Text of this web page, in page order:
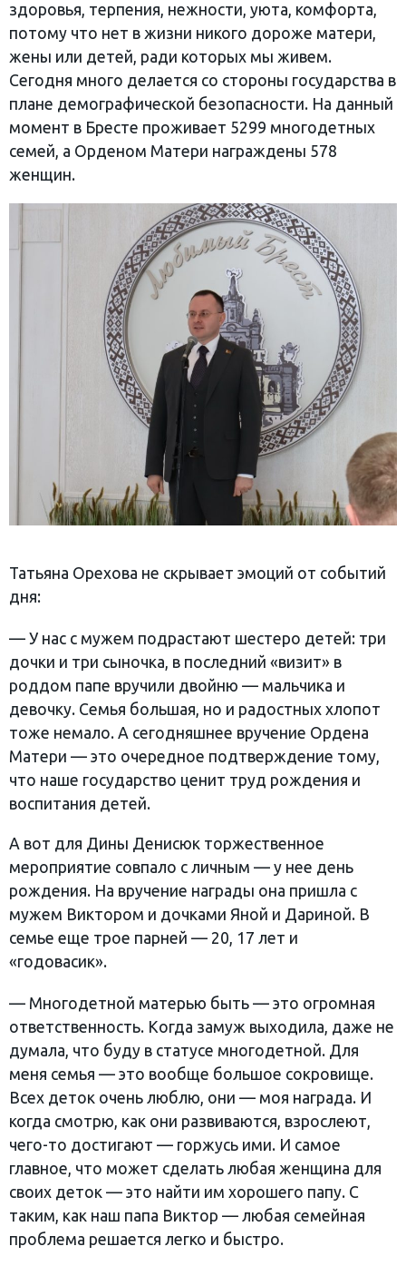
здоровья, терпения, нежности, уюта, комфорта,
потому что нет в жизни никого дороже матери,
жены или детей, ради которых мы живем.
Сегодня много делается со стороны государства в
плане демографической безопасности. На данный
момент в Бресте проживает 5299 многодетных
семей, а Орденом Матери награждены 578
женщин.
Татьяна Орехова не скрывает эмоций от событий
дня:
— У нас с мужем подрастают шестеро детей: три
дочки и три сыночка, в последний «визит» в
роддом папе вручили двойню — мальчика и
девочку. Семья большая, но и радостных хлопот
тоже немало. А сегодняшнее вручение Ордена
Матери — это очередное подтверждение тому,
что наше государство ценит труд рождения и
воспитания детей.
А вот для Дины Денисюк торжественное
мероприятие совпало с личным — у нее день
рождения. На вручение награды она пришла с
мужем Виктором и дочками Яной и Дариной. В
семье еще трое парней — 20, 17 лет и
«годовасик».
— Многодетной матерью быть — это огромная
ответственность. Когда замуж выходила, даже не
думала, что буду в статусе многодетной. Для
меня семья — это вообще большое сокровище.
Всех деток очень люблю, они — моя награда. И
когда смотрю, как они развиваются, взрослеют,
чего-то достигают — горжусь ими. И самое
главное, что может сделать любая женщина для
своих деток — это найти им хорошего папу. С
таким, как наш папа Виктор — любая семейная
проблема решается легко и быстро.